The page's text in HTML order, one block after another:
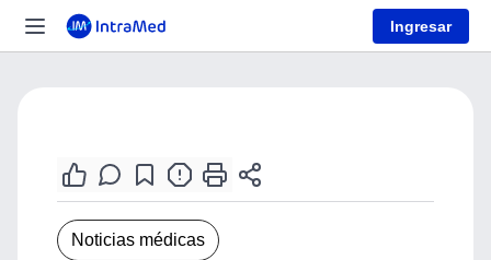
Ingresar
Noticias médicas